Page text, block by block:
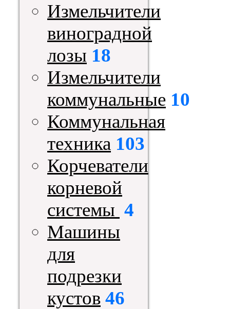
Измельчители
виноградной
лозы 18
Измельчители
коммунальные 10
Коммунальная
техника 103
Корчеватели
корневой
системы 4
Машины
для
подрезки
кустов 46